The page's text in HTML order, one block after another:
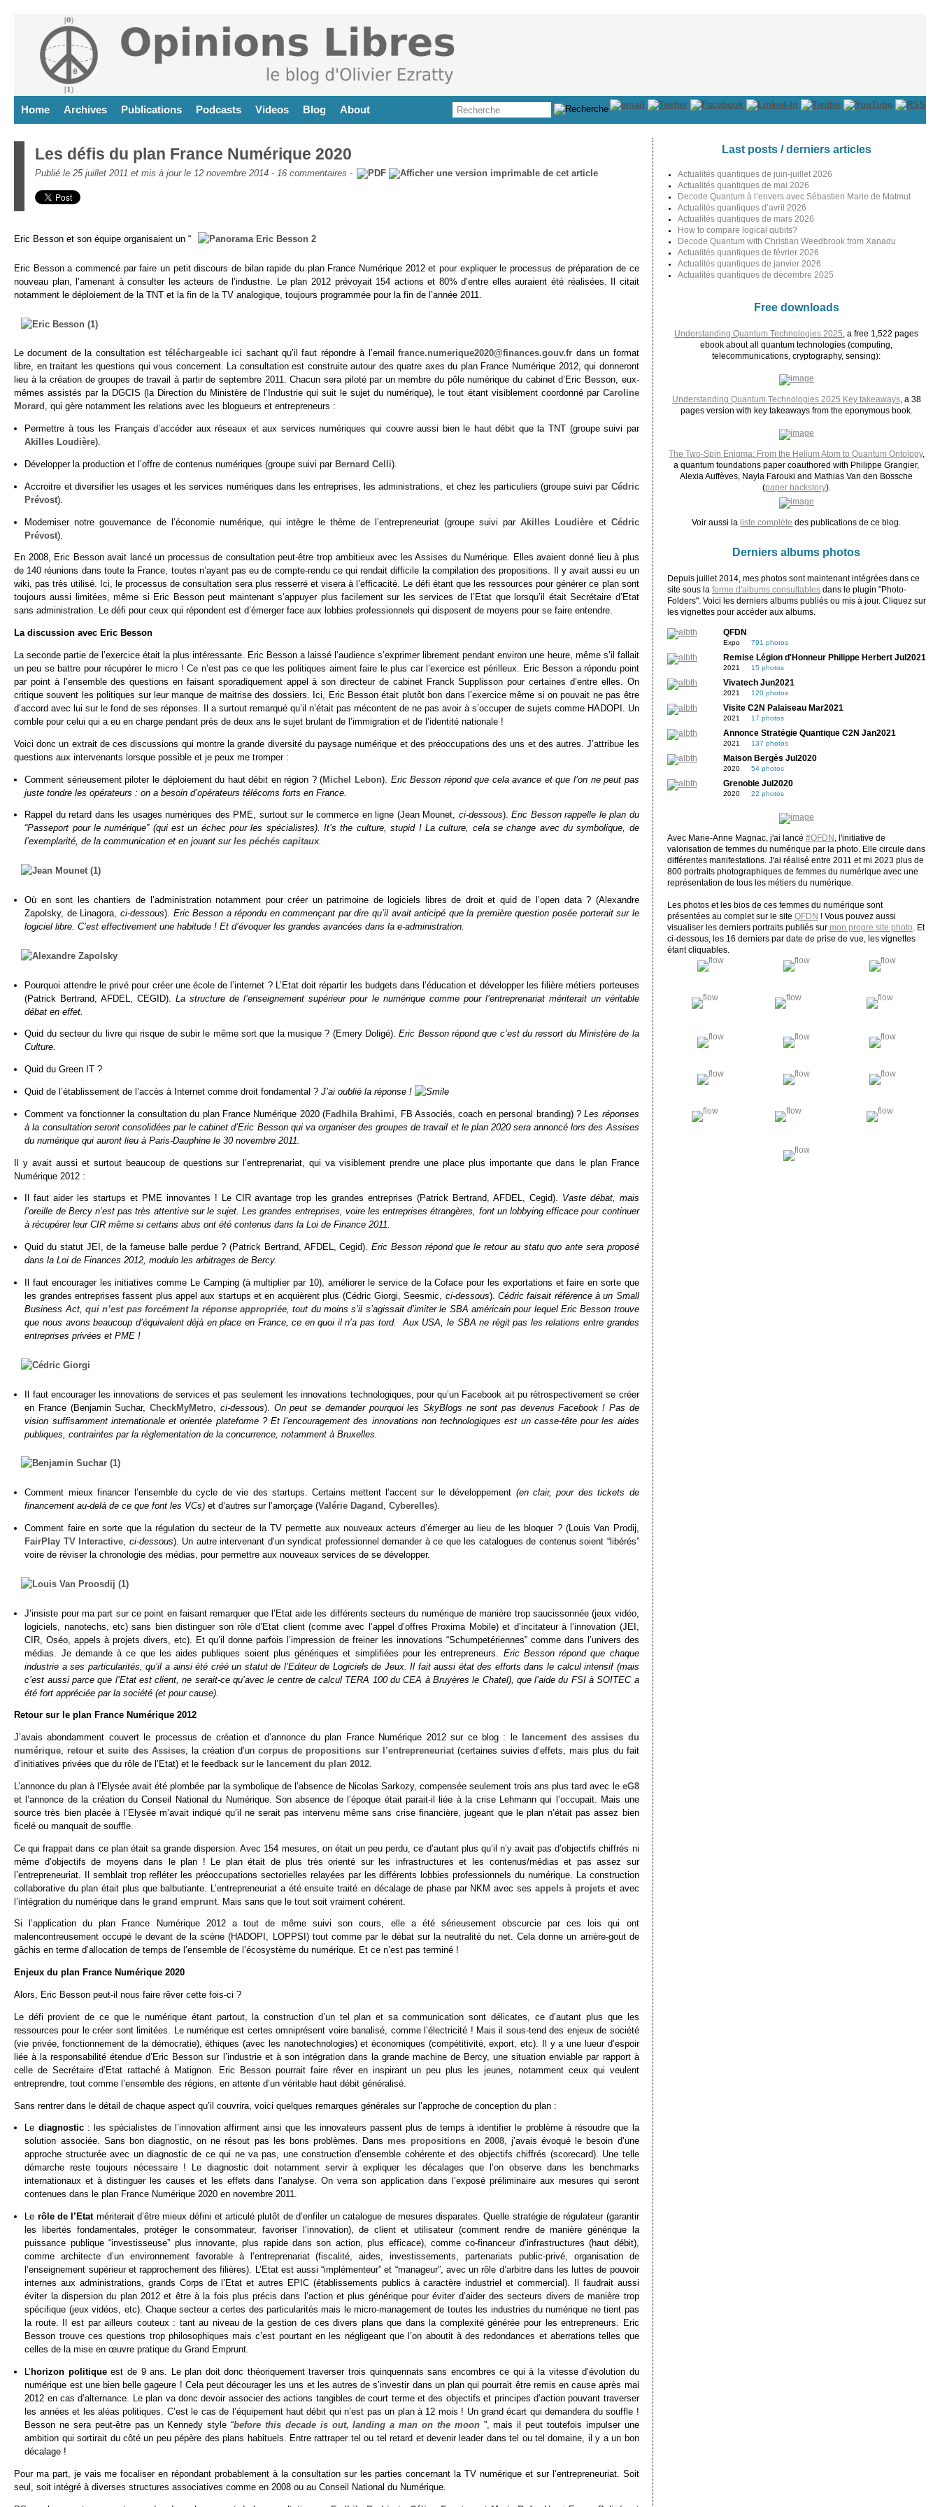
Home Archives Publications Podcasts Videos Blog About
Les défis du plan France Numérique 2020
Publié le 25 juillet 2011 et mis à jour le 12 novembre 2014 - 16 commentaires -
Eric Besson et son équipe organisaient un “
Eric Besson a commencé par faire un petit discours de bilan rapide du plan France Numérique 2012 et pour expliquer le processus de préparation de ce
nouveau plan, l’amenant à consulter les acteurs de l’industrie. Le plan 2012 prévoyait 154 actions et 80% d’entre elles auraient été réalisées. Il citait
notamment le déploiement de la TNT et la fin de la TV analogique, toujours programmée pour la fin de l’année 2011.
Le document de la consultationest téléchargeable ici sachant qu’il faut répondre à l’emailfrance.numerique2020@finances.gouv.fr dans un format
libre, en traitant les questions qui vous concernent. La consultation est construite autour des quatre axes du plan France Numérique 2012, qui donneront
lieu à la création de groupes de travail à partir de septembre 2011. Chacun sera piloté par un membre du pôle numérique du cabinet d’Eric Besson, eux-
mêmes assistés par la DGCIS (la Direction du Ministère de l’Industrie qui suit le sujet du numérique), le tout étant visiblement coordonné par Caroline
Morard , qui gère notamment les relations avec les blogueurs et entrepreneurs :
Permettre à tous les Français d’accéder aux réseaux et aux services numériques qui couvre aussi bien le haut débit que la TNT (groupe suivi par
Akilles Loudière).
Développer la production et l’offre de contenus numériques (groupe suivi par Bernard Celli).
Accroitre et diversifier les usages et les services numériques dans les entreprises, les administrations, et chez les particuliers (groupe suivi par Cédric
Prévost).
Moderniser notre gouvernance de l’économie numérique, qui intègre le thème de l’entrepreneuriat (groupe suivi parAkilles Loudière et Cédric
Prévost).
En 2008, Eric Besson avait lancé un processus de consultation peut-être trop ambitieux avec les Assises du Numérique. Elles avaient donné lieu à plus
de 140 réunions dans toute la France, toutes n’ayant pas eu de compte-rendu ce qui rendait difficile la compilation des propositions. Il y avait aussi eu un
wiki, pas très utilisé. Ici, le processus de consultation sera plus resserré et visera à l’efficacité. Le défi étant que les ressources pour générer ce plan sont
toujours aussi limitées, même si Eric Besson peut maintenant s’appuyer plus facilement sur les services de l’Etat que lorsqu’il était Secrétaire d’Etat
sans administration. Le défi pour ceux qui répondent est d’émerger face aux lobbies professionnels qui disposent de moyens pour se faire entendre.
La discussion avec Eric Besson
La seconde partie de l’exercice était la plus intéressante. Eric Besson a laissé l’audience s’exprimer librement pendant environ une heure, même s’il fallait
un peu se battre pour récupérer le micro ! Ce n’est pas ce que les politiques aiment faire le plus car l’exercice est périlleux. Eric Besson a répondu point
par point à l’ensemble des questions en faisant sporadiquement appel à son directeur de cabinet Franck Supplisson pour certaines d’entre elles. On
critique souvent les politiques sur leur manque de maitrise des dossiers. Ici, Eric Besson était plutôt bon dans l’exercice même si on pouvait ne pas être
d’accord avec lui sur le fond de ses réponses. Il a surtout remarqué qu’il n’était pas mécontent de ne pas avoir à s’occuper de sujets comme HADOPI. Un
comble pour celui qui a eu en charge pendant près de deux ans le sujet brulant de l’immigration et de l’identité nationale !
Voici donc un extrait de ces discussions qui montre la grande diversité du paysage numérique et des préoccupations des uns et des autres. J’attribue les
questions aux intervenants lorsque possible et je peux me tromper :
Comment sérieusement piloter le déploiement du haut débit en région ? (Michel Lebon). Eric Besson répond que cela avance et que l’on ne peut pas
juste tondre les opérateurs : on a besoin d’opérateurs télécoms forts en France.
Rappel du retard dans les usages numériques des PME, surtout sur le commerce en ligne (Jean Mounet, ci-dessous).Eric Besson rappelle le plan du
“Passeport pour le numérique” (qui est un échec pour les spécialistes). It’s the culture, stupid ! La culture, cela se change avec du symbolique, de
l’exemplarité, de la communication et en jouant surles péchés capitaux.
Où en sont les chantiers de l’administration notamment pour créer un patrimoine de logiciels libres de droit et quid de l’open data ? (Alexandre
Zapolsky, de Linagora,ci-dessous). Eric Besson a répondu en commençant par dire qu’il avait anticipé que la première question posée porterait sur le
logiciel libre. C’est effectivement une habitude ! Et d’évoquer les grandes avancées dans la e-administration.
Pourquoi attendre le privé pour créer une école de l’internet ? L’Etat doit répartir les budgets dans l’éducation et développer les filière métiers porteuses
(Patrick Bertrand, AFDEL, CEGID).La structure de l’enseignement supérieur pour le numérique comme pour l’entreprenariat mériterait un véritable
débat en effet.
Quid du secteur du livre qui risque de subir le même sort que la musique ? (Emery Doligé).Eric Besson répond que c’est du ressort du Ministère de la
Culture.
Quid du Green IT ?
Quid de l’établissement de l’accès à Internet comme droit fondamental ?J’ai oublié la réponse !
Comment va fonctionner la consultation du plan France Numérique 2020 (Fadhila Brahimi , FB Associés, coach en personal branding) ?Les réponses
à la consultation seront consolidées par le cabinet d’Eric Besson qui va organiser des groupes de travail et le plan 2020 sera annoncé lors des Assises
du numérique qui auront lieu à Paris-Dauphine le 30 novembre 2011.
Il y avait aussi et surtout beaucoup de questions sur l’entreprenariat, qui va visiblement prendre une place plus importante que dans le plan France
Numérique 2012 :
Il faut aider les startups et PME innovantes ! Le CIR avantage trop les grandes entreprises (Patrick Bertrand, AFDEL, Cegid). Vaste débat, mais
l’oreille de Bercy n’est pas très attentive sur le sujet. Les grandes entreprises, voire les entreprises étrangères, font un lobbying efficace pour continuer
à récupérer leur CIR même si certains abus ont été contenus dans la Loi de Finance 2011.
Quid du statut JEI, de la fameuse balle perdue ? (Patrick Bertrand, AFDEL, Cegid).Eric Besson répond que le retour au statu quo ante sera proposé
dans la Loi de Finances 2012, modulo les arbitrages de Bercy.
Il faut encourager les initiatives comme Le Camping (à multiplier par 10), améliorer le service de la Coface pour les exportations et faire en sorte que
les grandes entreprises fassent plus appel aux startups et en acquièrent plus (Cédric Giorgi, Seesmic, ci-dessous). Cédric faisait référence à un Small
Business Act,qui n’est pas forcément la réponse appropriée , tout du moins s’il s’agissait d’imiter le SBA américain pour lequel Eric Besson trouve
que nous avons beaucoup d’équivalent déjà en place en France, ce en quoi il n’a pas tord. Aux USA, le SBA ne régit pas les relations entre grandes
entreprises privées et PME !
Il faut encourager les innovations de services et pas seulement les innovations technologiques, pour qu’un Facebook ait pu rétrospectivement se créer
en France (Benjamin Suchar,CheckMyMetro ci-dessous). On peut se demander pourquoi les SkyBlogs ne sont pas devenus Facebook ! Pas de
vision suffisamment internationale et orientée plateforme ? Et l’encouragement des innovations non technologiques est un casse-tête pour les aides
publiques, contraintes par la règlementation de la concurrence, notamment à Bruxelles.
Comment mieux financer l’ensemble du cycle de vie des startups. Certains mettent l’accent sur le développement (en clair, pour des tickets de
financement au-delà de ce que font les VCs) et d’autres sur l’amorçage (Valérie Dagand ,Cyberelles).
Comment faire en sorte que la régulation du secteur de la TV permette aux nouveaux acteurs d’émerger au lieu de les bloquer ? (Louis Van Prodij,
FairPlay TV Interactive ci-dessous). Un autre intervenant d’un syndicat professionnel demander à ce que les catalogues de contenus soient “libérés”
voire de réviser la chronologie des médias, pour permettre aux nouveaux services de se développer.
J’insiste pour ma part sur ce point en faisant remarquer que l’Etat aide les différents secteurs du numérique de manière trop saucissonnée (jeux vidéo,
logiciels, nanotechs, etc) sans bien distinguer son rôle d’Etat client (comme avec l’appel d’offres Proxima Mobile) et d’incitateur à l’innovation (JEI,
CIR, Oséo, appels à projets divers, etc). Et qu’il donne parfois l’impression de freiner les innovations “Schumpetériennes” comme dans l’univers des
médias. Je demande à ce que les aides publiques soient plus génériques et simplifiées pour les entrepreneurs. Eric Besson répond que chaque
industrie a ses particularités, qu’il a ainsi été créé un statut de l’Editeur de Logiciels de Jeux. Il fait aussi état des efforts dans le calcul intensif (mais
c’est aussi parce que l’Etat est client, ne serait-ce qu’avec le centre de calcul TERA 100 du CEA à Bruyères le Chatel), que l’aide du FSI à SOITEC a
été fort appréciée par la société (et pour cause).
Retour sur le plan France Numérique 2012
J’avais abondamment couvert le processus de création et d’annonce du plan France Numérique 2012 sur ce blog : le
lancement des assises du
numérique, retour etsuite des Assises, la création d’uncorpus de propositions sur l’entrepreneuriat(certaines suivies d’effets, mais plus du fait
d’initiatives privées que du rôle de l’Etat) et le feedback sur le lancement du plan 2012.
L’annonce du plan à l’Elysée avait été plombée par la symbolique de l’absence de Nicolas Sarkozy, compensée seulement trois ans plus tard avec le eG8
et l’annonce de la création du Conseil National du Numérique. Son absence de l’époque était parait-il liée à la crise Lehmann qui l’occupait. Mais une
source très bien placée à l’Elysée m’avait indiqué qu’il ne serait pas intervenu même sans crise financière, jugeant que le plan n’était pas assez bien
ficelé ou manquait de souffle.
Ce qui frappait dans ce plan était sa grande dispersion. Avec 154 mesures, on était un peu perdu, ce d’autant plus qu’il n’y avait pas d’objectifs chiffrés ni
même d’objectifs de moyens dans le plan ! Le plan était de plus très orienté sur les infrastructures et les contenus/médias et pas assez sur
l’entrepreneuriat. Il semblait trop refléter les préoccupations sectorielles relayées par les différents lobbies professionnels du numérique. La construction
collaborative du plan était plus que balbutiante. L’entrepreneuriat a été ensuite traité en décalage de phase par NKM avec ses appels à projets et avec
l’intégration du numérique dans le grand emprunt . Mais sans que le tout soit vraiment cohérent.
Si l’application du plan France Numérique 2012 a tout de même suivi son cours, elle a été sérieusement obscurcie par ces lois qui ont
malencontreusement occupé le devant de la scène (HADOPI, LOPPSI) tout comme par le débat sur la neutralité du net. Cela donne un arrière-gout de
gâchis en terme d’allocation de temps de l’ensemble de l’écosystème du numérique. Et ce n’est pas terminé !
Enjeux du plan France Numérique 2020
Alors, Eric Besson peut-il nous faire rêver cette fois-ci ?
Le défi provient de ce que le numérique étant partout, la construction d’un tel plan et sa communication sont délicates, ce d’autant plus que les
ressources pour le créer sont limitées. Le numérique est certes omniprésent voire banalisé, comme l’électricité ! Mais il sous-tend des enjeux de société
(vie privée, fonctionnement de la démocratie), éthiques (avec les nanotechnologies) et économiques (compétitivité, export, etc). Il y a une lueur d’espoir
liée à la responsabilité étendue d’Eric Besson sur l’industrie et à son intégration dans la grande machine de Bercy, une situation enviable par rapport à
celle de Secrétaire d’Etat rattaché à Matignon. Eric Besson pourrait faire rêver en inspirant un peu plus les jeunes, notamment ceux qui veulent
entreprendre, tout comme l’ensemble des régions, en attente d’un véritable haut débit généralisé.
Sans rentrer dans le détail de chaque aspect qu’il couvrira, voici quelques remarques générales sur l’approche de conception du plan :
Le diagnostic: les spécialistes de l’innovation affirment ainsi que les innovateurs passent plus de temps à identifier le problème à résoudre que la
solution associée. Sans bon diagnostic, on ne résout pas les bons problèmes. Dans mes propositions en 2008, j’avais évoqué le besoin d’une
approche structurée avec un diagnostic de ce qui ne va pas, une construction d’ensemble cohérente et des objectifs chiffrés (scorecard). Une telle
démarche reste toujours nécessaire ! Le diagnostic doit notamment servir à expliquer les décalages que l’on observe dans les benchmarks
internationaux et à distinguer les causes et les effets dans l’analyse. On verra son application dans l’exposé préliminaire aux mesures qui seront
contenues dans le plan France Numérique 2020 en novembre 2011.
Le rôle de l’Etat mériterait d’être mieux défini et articulé plutôt de d’enfiler un catalogue de mesures disparates. Quelle stratégie de régulateur (garantir
les libertés fondamentales, protéger le consommateur, favoriser l’innovation), de client et utilisateur (comment rendre de manière générique la
puissance publique “investisseuse” plus innovante, plus rapide dans son action, plus efficace), comme co-financeur d’infrastructures (haut débit),
comme architecte d’un environnement favorable à l’entreprenariat (fiscalité, aides, investissements, partenariats public-privé, organisation de
l’enseignement supérieur et rapprochement des filières). L’Etat est aussi “implémenteur” et “manageur”, avec un rôle d’arbitre dans les luttes de pouvoir
internes aux administrations, grands Corps de l’Etat et autres EPIC (établissements publics à caractère industriel et commercial). Il faudrait aussi
éviter la dispersion du plan 2012 et être à la fois plus précis dans l’action et plus générique pour éviter d’aider des secteurs divers de manière trop
spécifique (jeux vidéos, etc). Chaque secteur a certes des particularités mais le micro-management de toutes les industries du numérique ne tient pas
la route. Il est par ailleurs couteux : tant au niveau de la gestion de ces divers plans que dans la complexité générée pour les entrepreneurs. Eric
Besson trouve ces questions trop philosophiques mais c’est pourtant en les négligeant que l’on aboutit à des redondances et aberrations telles que
celles de la mise en œuvre pratique du Grand Emprunt.
L’ horizon politiqueest de 9 ans. Le plan doit donc théoriquement traverser trois quinquennats sans encombres ce qui à la vitesse d’évolution du
numérique est une bien belle gageure ! Cela peut décourager les uns et les autres de s’investir dans un plan qui pourrait être remis en cause après mai
2012 en cas d’alternance. Le plan va donc devoir associer des actions tangibles de court terme et des objectifs et principes d’action pouvant traverser
les années et les aléas politiques. C’est le cas de l’équipement haut débit qui n’est pas un plan à 12 mois ! Un grand écart qui demandera du souffle !
Besson ne sera peut-être pas un Kennedy style “before this decade is out, landing a man on the moon ”, mais il peut toutefois impulser une
ambition qui sortirait du côté un peu pépère des plans habituels. Entre rattraper tel ou tel retard et devenir leader dans tel ou tel domaine, il y a un bon
décalage !
Pour ma part, je vais me focaliser en répondant probablement à la consultation sur les parties concernant la TV numérique et sur l’entrepreneuriat. Soit
seul, soit intégré à diverses structures associatives comme en 2008 ou au Conseil National du Numérique.
Last posts / derniers articles
Actualités quantiques de juin-juillet 2026
Actualités quantiques de mai 2026
Decode Quantum à l’envers avec Sébastien Marie de Matmut
Actualités quantiques d’avril 2026
Actualités quantiques de mars 2026
How to compare logical qubits?
Decode Quantum with Christian Weedbrook from Xanadu
Actualités quantiques de février 2026
Actualités quantiques de janvier 2026
Actualités quantiques de décembre 2025
Free downloads
Understanding Quantum Technologies 2025 , a free 1,522 pages
ebook about all quantum technologies (computing,
telecommunications, cryptography, sensing):
Understanding Quantum Technologies 2025 Key takeaways, a 38
pages version with key takeaways from the eponymous book.
The Two-Spin Enigma: From the Helium Atom to Quantum Ontology,
a quantum foundations paper coauthored with Philippe Grangier,
Alexia Auffèves, Nayla Farouki and Mathias Van den Bossche
(paper backstory).
Voir aussi la liste complète des publications de ce blog.
Derniers albums photos
Depuis juillet 2014, mes photos sont maintenant intégrées dans ce
site sous la forme d'albums consultablesdans le plugin "Photo-
Folders". Voici les derniers albums publiés ou mis à jour. Cliquez sur
les vignettes pour accéder aux albums.
QFDN
Expo 791 photos
Remise Légion d'Honneur Philippe Herbert Jul2021
2021 15 photos
Vivatech Jun2021
2021 120 photos
Visite C2N Palaiseau Mar2021
2021 17 photos
Annonce Stratégie Quantique C2N Jan2021
2021 137 photos
Maison Bergès Jul2020
2020 54 photos
Grenoble Jul2020
2020 22 photos
Avec Marie-Anne Magnac, j'ai lancé #QFDN
, l'initiative de
valorisation de femmes du numérique par la photo. Elle circule dans
différentes manifestations. J'ai réalisé entre 2011 et mi 2023 plus de
800 portraits photographiques de femmes du numérique avec une
représentation de tous les métiers du numérique.
Les photos et les bios de ces femmes du numérique sont
présentées au complet sur le site QFDN ! Vous pouvez aussi
visualiser les derniers portraits publiés sur mon propre site photo . Et
ci-dessous, les 16 derniers par date de prise de vue, les vignettes
étant cliquables.